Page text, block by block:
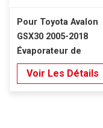
Pour Toyota Avalon
GSX30 2005-2018
Évaporateur de
climatisation Denso
Type STT
Voir Les Détails